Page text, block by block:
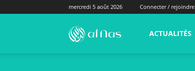
mercredi 5 août 2026 Connecter / rejoindre
alNas.fr ACTUALITÉS